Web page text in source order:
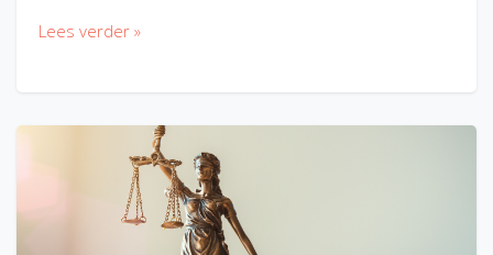
Lees verder »